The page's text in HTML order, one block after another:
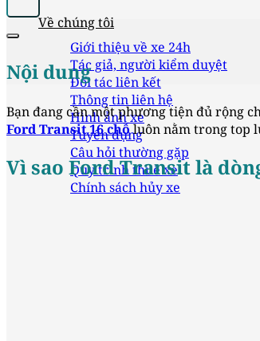
Về chúng tôi
Giới thiệu về xe 24h
Tác giả, người kiểm duyệt
Đối tác liên kết
Thông tin liên hệ
Hình ảnh xe
Tuyển dụng
Câu hỏi thường gặp
Quy trình thuê xe
Chính sách hủy xe
Nội dung
Bạn đang cần một phương tiện đủ rộng
Ford Transit 16 chỗluôn nằm trong top
Vì sao Ford Transit là